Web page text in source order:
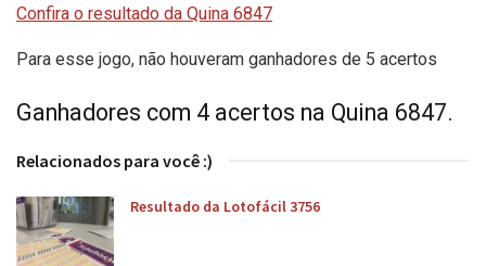
Confira o resultado da Quina 6847
Para esse jogo, não houveram ganhadores de 5 acertos
Ganhadores com 4 acertos na Quina 6847.
Relacionados para você :)
Resultado da Lotofácil 3756